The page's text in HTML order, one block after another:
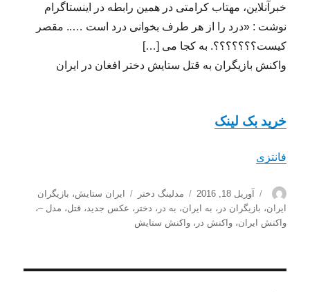
خبرآنلاین، مهتاب کرامتی در همین رابطه در اینستاگرام
نوشت : «درد را از هر طرف بخوانی درد است ….. مقصر
کیست؟؟؟؟؟؟؟. به کجا می […]
واکنش بازیگران به قتل ستایش دختر افغان در ایران
خرید بک لینک
فانتزی
نویسنده
ارسال
شده
در
آوریل 18, 2016 دسته‌ها
مدلینگ دختر برچسب‌ها
ایران ستایش، بازیگران
ایران، بازیگران در ، به ایران، به در ، دختر ، عکس جدید،قتل، مدل –،
واکنش ایران،واکنش در ،واکنش ستایش